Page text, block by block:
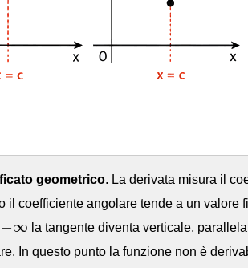
geometrico. La derivata misura il
il coefficiente angolare tende a un valore
−∞
∞
la tangente diventa verticale,
In questo punto la funzione non è